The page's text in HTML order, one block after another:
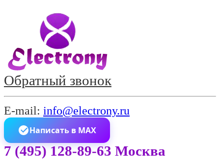
Обратный звонок
E-mail: info@electrony.ru
Написать в MAX
7 (495) 128-89-63 Москва